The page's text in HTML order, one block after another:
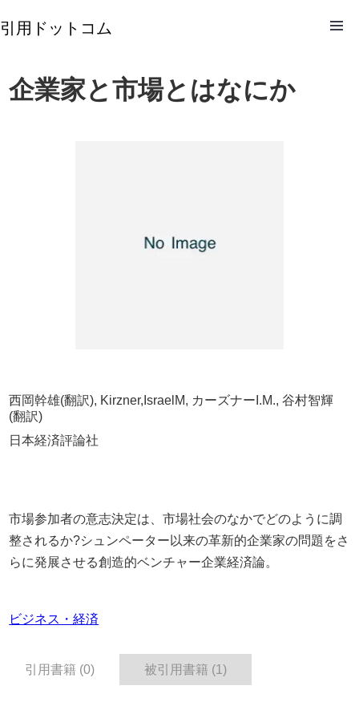
引用ドットコム
企業家と市場とはなにか
西岡幹雄(翻訳), Kirzner,IsraelM, カーズナーI.M., 谷村智輝
(翻訳)
日本経済評論社
市場参加者の意志決定は、市場社会のなかでどのように調
整されるか?シュンペーター以来の革新的企業家の問題をさ
らに発展させる創造的ベンチャー企業経済論。
ビジネス・経済
引用書籍 (0) 被引用書籍 (1)